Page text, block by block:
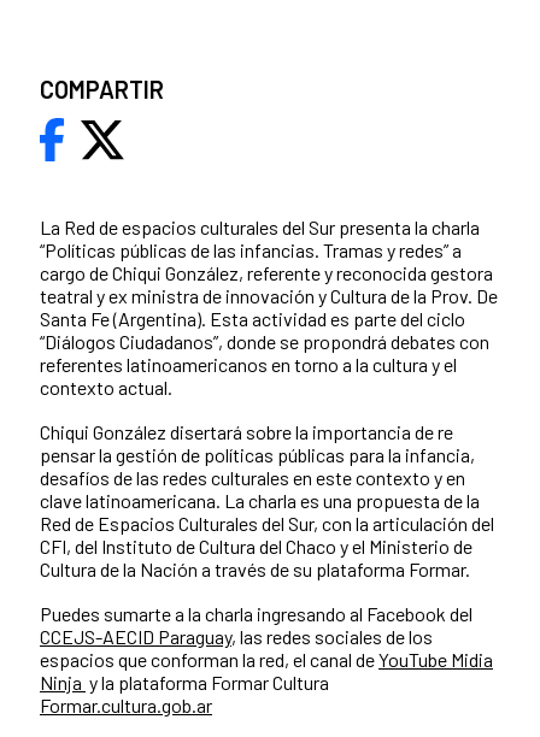
La Red de espacios culturales del Sur presenta la charla
“Políticas públicas de las infancias. Tramas y redes” a
cargo de Chiqui González, referente y reconocida gestora
teatral y ex ministra de innovación y Cultura de la Prov. De
Santa Fe (Argentina). Esta actividad es parte del ciclo
“Diálogos Ciudadanos”, donde se propondrá debates con
referentes latinoamericanos en torno a la cultura y el
contexto actual.
Chiqui González disertará sobre la importancia de re
pensar la gestión de políticas públicas para la infancia,
desafíos de las redes culturales en este contexto y en
clave latinoamericana. La charla es una propuesta de la
Red de Espacios Culturales del Sur, con la articulación del
CFI, del Instituto de Cultura del Chaco y el Ministerio de
Cultura de la Nación a través de su plataforma Formar.
Puedes sumarte a la charla ingresando al Facebook del
CCEJS-AECID Paraguay, las redes sociales de los
espacios que conforman la red, el canal deYouTube Midia
Ninja y la plataforma Formar Cultura
Formar.cultura.gob.ar
COMPARTIR